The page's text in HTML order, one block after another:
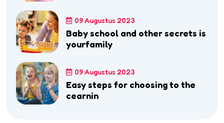
09 Augustus 2023
Baby school and other secrets is
yourfamily
09 Augustus 2023
Easy steps for choosing to the
cearnin